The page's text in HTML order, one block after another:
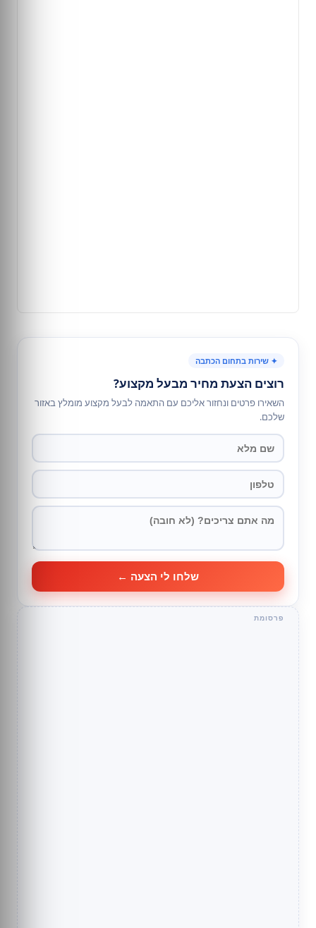
✦ שירות בתחום הכתבה
רוצים הצעת מחיר מבעל מקצוע?
השאירו פרטים ונחזור אליכם עם התאמה לבעל מקצוע מומלץ באזור
שלכם.
שלחו לי הצעה ←